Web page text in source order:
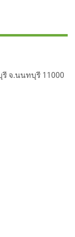
รี จ.นนทบุรี 11000